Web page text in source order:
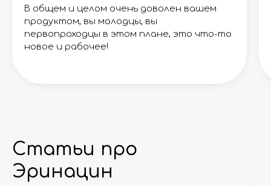
В общем и целом очень доволен вашем
продуктом, вы молодцы, вы
первопроходцы в этом плане, это что-то
новое и рабочее!
Статьи про
Эринацин